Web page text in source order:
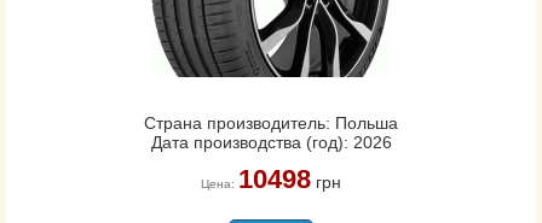
Страна производитель: Польша
Дата производства (год): 2026
Цена: 10498грн